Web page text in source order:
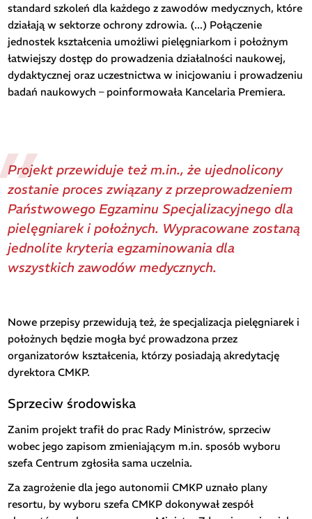
standard szkoleń dla każdego z zawodów medycznych, które
działają w sektorze ochrony zdrowia. (...) Połączenie
jednostek kształcenia umożliwi pielęgniarkom i położnym
łatwiejszy dostęp do prowadzenia działalności naukowej,
dydaktycznej oraz uczestnictwa w inicjowaniu i prowadzeniu
badań naukowych – poinformowała Kancelaria Premiera.
Projekt przewiduje też m.in., że ujednolicony
zostanie proces związany z przeprowadzeniem
Państwowego Egzaminu Specjalizacyjnego dla
pielęgniarek i położnych. Wypracowane zostaną
jednolite kryteria egzaminowania dla
wszystkich zawodów medycznych.
Nowe przepisy przewidują też, że specjalizacja pielęgniarek i
położnych będzie mogła być prowadzona przez
organizatorów kształcenia, którzy posiadają akredytację
dyrektora CMKP.
Sprzeciw środowiska
Zanim projekt trafił do prac Rady Ministrów, sprzeciw
wobec jego zapisom zmieniającym m.in. sposób wyboru
szefa Centrum zgłosiła sama uczelnia.
Za zagrożenie dla jego autonomii CMKP uznało plany
resortu, by wyboru szefa CMKP dokonywał zespół